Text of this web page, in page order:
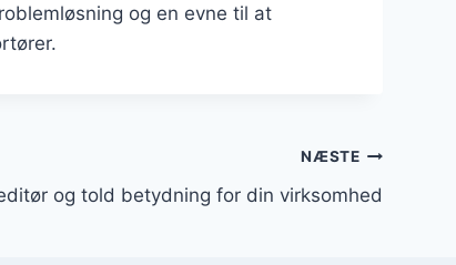
og en evne til at
NÆSTE
og told betydning for din virksomhed